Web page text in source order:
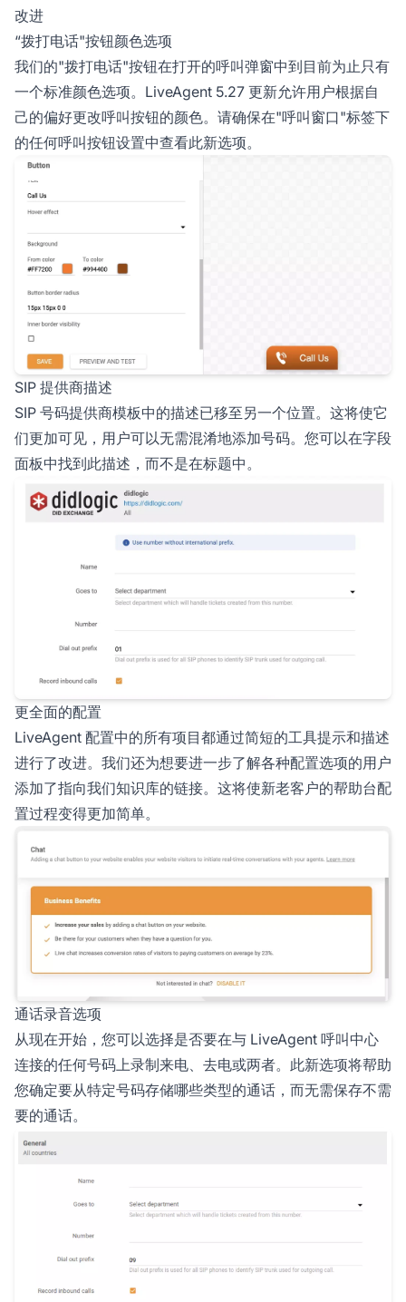
改进
“拨打电话"按钮颜色选项
我们的"拨打电话"按钮在打开的呼叫弹窗中到目前为止只有
一个标准颜色选项。LiveAgent 5.27 更新允许用户根据自
己的偏好更改呼叫按钮的颜色。请确保在"呼叫窗口"标签下
的任何呼叫按钮设置中查看此新选项。
SIP 提供商描述
SIP 号码提供商模板中的描述已移至另一个位置。这将使它
们更加可见，用户可以无需混淆地添加号码。您可以在字段
面板中找到此描述，而不是在标题中。
更全面的配置
LiveAgent 配置中的所有项目都通过简短的工具提示和描述
进行了改进。我们还为想要进一步了解各种配置选项的用户
添加了指向我们知识库的链接。这将使新老客户的帮助台配
置过程变得更加简单。
通话录音选项
从现在开始，您可以选择是否要在与 LiveAgent 呼叫中心
连接的任何号码上录制来电、去电或两者。此新选项将帮助
您确定要从特定号码存储哪些类型的通话，而无需保存不需
要的通话。